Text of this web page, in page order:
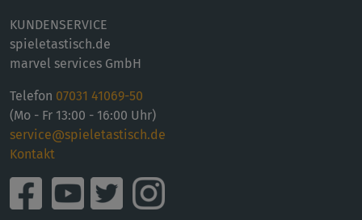
KUNDENSERVICE
spieletastisch.de
marvel services GmbH
Telefon 07031 41069-50
(Mo - Fr 13:00 - 16:00 Uhr)
service@spieletastisch.de
Kontakt